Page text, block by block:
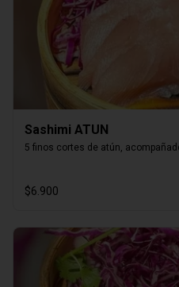
Sashimi ATUN
5 finos cortes de atún,
$6.900